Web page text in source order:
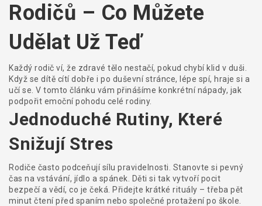
Rodičů – Co Můžete
Udělat Už Teď
Každý rodič ví, že zdravé tělo nestačí, pokud chybí klid v duši.
Když se dítě cítí dobře i po duševní stránce, lépe spí, hraje si a
učí se. V tomto článku vám přinášíme konkrétní nápady, jak
podpořit emoční pohodu celé rodiny.
Jednoduché Rutiny, Které
Snižují Stres
Rodiče často podceňují sílu pravidelnosti. Stanovte si pevný
čas na vstávání, jídlo a spánek. Děti si tak vytvoří pocit
bezpečí a vědí, co je čeká. Přidejte krátké rituály – třeba pět
minut čtení před spaním nebo společné protažení po škole.